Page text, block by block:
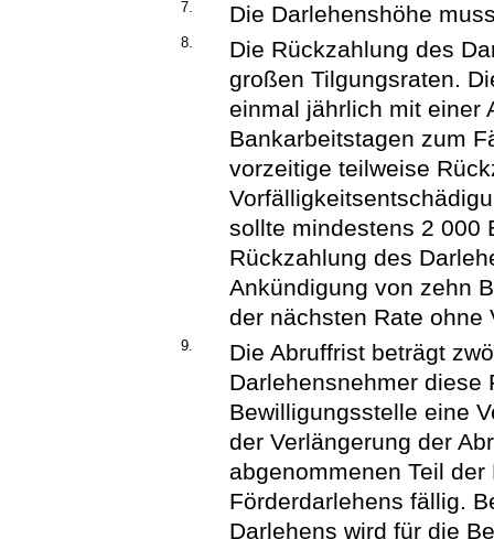
7. Die Darlehenshöhe
8.
Die Rückzahlung des
großen Tilgungsraten.
einmal jährlich mit einer
Bankarbeitstagen zum
vorzeitige teilweise
sollte mindestens 2 000
Rückzahlung des
Ankündigung von zehn
der nächsten Rate
9.
Die Abruffrist beträgt
Darlehensnehmer diese
Bewilligungsstelle eine
der Verlängerung der
abgenommenen Teil
Förderdarlehens fällig.
Darlehens wird für die